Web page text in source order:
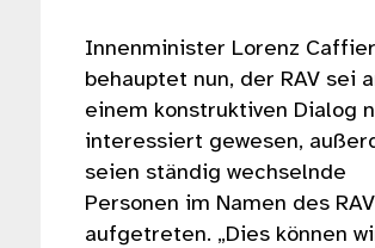
Innenminister Lorenz Caffier
behauptet nun, der RAV sei
einem konstruktiven Dialog
interessiert gewesen,
seien ständig wechselnde
Personen im Namen des RAV
aufgetreten. „Dies können